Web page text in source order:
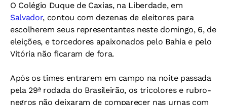
O Colégio Duque de Caxias, na Liberdade, em
Salvador, contou com dezenas de eleitores para
escolherem seus representantes neste domingo, 6, de
eleições, e torcedores apaixonados pelo Bahia e pelo
Vitória não ficaram de fora.
Após os times entrarem em campo na noite passada
pela 29ª rodada do Brasileirão, os tricolores e rubro-
negros não deixaram de comparecer nas urnas com